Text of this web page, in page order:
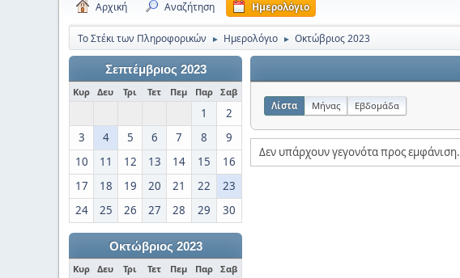
Αρχική Αναζήτηση Ημερολόγιο
Το Στέκι των Πληροφορικών ► Ημερολόγιο ► Οκτώβριος 2023
Σεπτέμβριος 2023
Κυρ Δευ Τρι Τετ Πεμ Παρ Σαβ
1
2
3
4 5 6 7 8
9
10
11 12 13 14 15
16
17
18 19 20 21 22
23
24
25 26 27 28 29 30
Οκτώβριος 2023
Κυρ Δευ Τρι Τετ Πεμ Παρ Σαβ
Λίστα Μήνας Εβδομάδα
Δεν υπάρχουν γεγονότα προς εμφάνιση.